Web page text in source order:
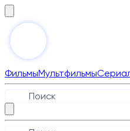
ФильмыМультфильмы